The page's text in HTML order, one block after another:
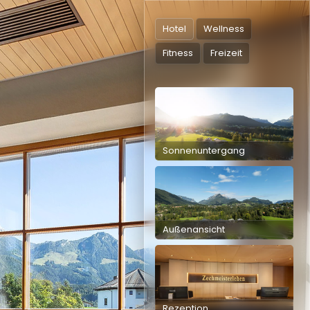
Hotel
Wellness
Fitness
Freizeit
Sonnenuntergang
Außenansicht